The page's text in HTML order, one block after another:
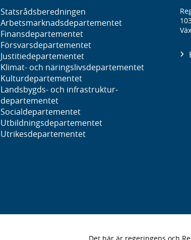
Statsrådsberedningen
Arbetsmarknads­departementet
Finans­departementet
Försvars­departementet
Justitie­departementet
Klimat- och näringslivs­departementet
Kultur­departementet
Landsbygds- och infrastruktur­
departementet
Social­departementet
Utbildnings­departementet
Utrikes­departementet